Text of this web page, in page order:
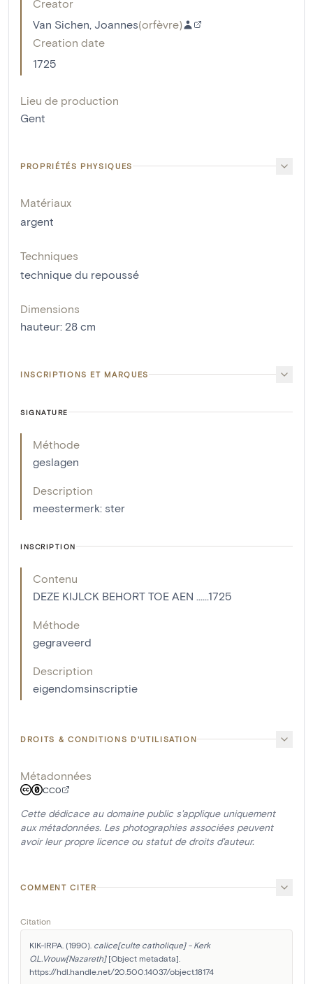
Creator
Van Sichen, Joannes(orfèvre)
Creation date
1725
Lieu de production
Gent
PROPRIÉTÉS PHYSIQUES
Matériaux
argent
Techniques
technique du repoussé
Dimensions
hauteur: 28 cm
INSCRIPTIONS ET MARQUES
SIGNATURE
Méthode
geslagen
Description
meestermerk: ster
INSCRIPTION
Contenu
DEZE KIJLCK BEHORT TOE AEN ......1725
Méthode
gegraveerd
Description
eigendomsinscriptie
DROITS & CONDITIONS D'UTILISATION
Métadonnées
CC0
Cette dédicace au domaine public s'applique uniquement
aux métadonnées. Les photographies associées peuvent
avoir leur propre licence ou statut de droits d'auteur.
COMMENT CITER
Citation
KIK-IRPA. (1990). calice[culte catholique] - Kerk
O.L.Vrouw[Nazareth] [Object metadata].
https://hdl.handle.net/20.500.14037/object.18174